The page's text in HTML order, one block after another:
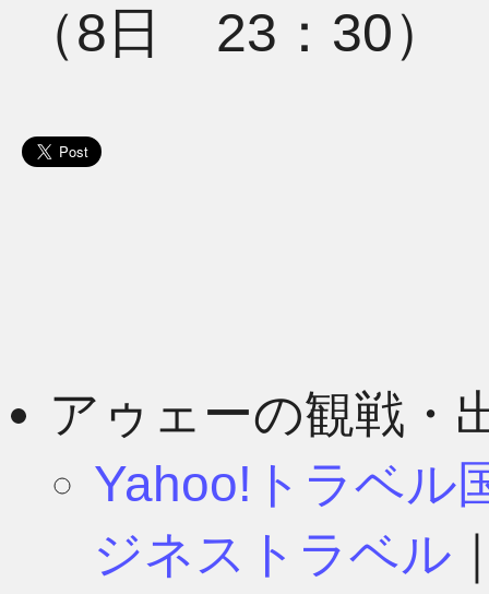
（8日 23：30）
アゥェーの観戦・
Yahoo!トラベル
ジネストラベル